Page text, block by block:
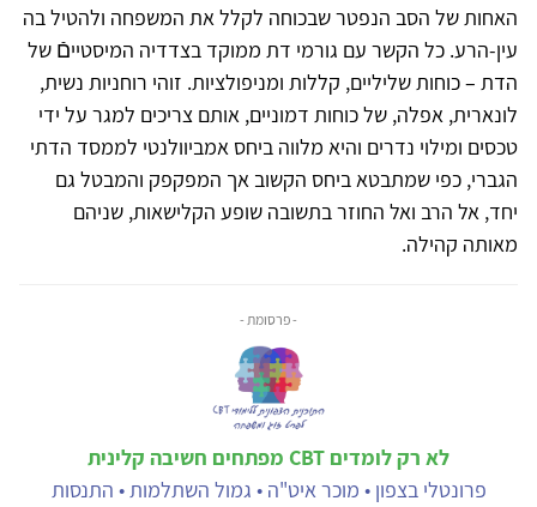
האחות של הסב הנפטר שבכוחה לקלל את המשפחה ולהטיל בה
עין-הרע. כל הקשר עם גורמי דת ממוקד בצדדיה המיסטייםֿ של
הדת – כוחות שליליים, קללות ומניפולציות. זוהי רוחניות נשית,
לונארית, אפלה, של כוחות דמוניים, אותם צריכים למגר על ידי
טכסים ומילוי נדרים והיא מלווה ביחס אמביוולנטי לממסד הדתי
הגברי, כפי שמתבטא ביחס הקשוב אך המפקפק והמבטל גם
יחד, אל הרב ואל החוזר בתשובה שופע הקלישאות, שניהם
מאותה קהילה.
- פרסומת -
לא רק לומדים CBT מפתחים חשיבה קלינית
פרונטלי בצפון • מוכר איט"ה • גמול השתלמות • התנסות